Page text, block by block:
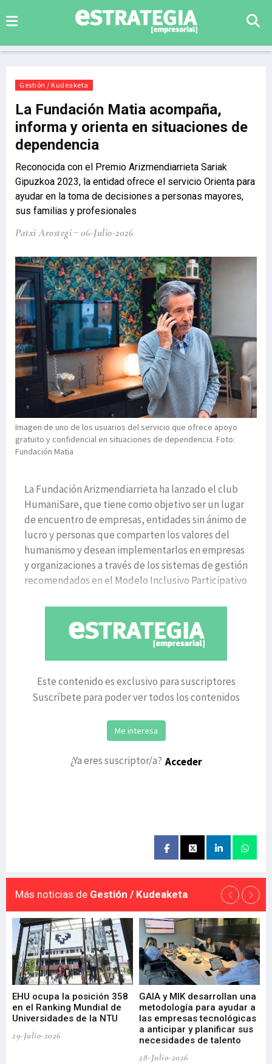
Gestión / Kudeaketa
La Fundación Matia acompaña,
informa y orienta en situaciones de
dependencia
Reconocida con el Premio Arizmendiarrieta Sariak
Gipuzkoa 2023, la entidad ofrece el servicio Orienta para
ayudar en la toma de decisiones a personas mayores,
sus familias y profesionales
Patxi Arostegi 06-Julio-2026
Imagen de uno de los usuarios del servicio que ofrece apoyo
gratuito y confidencial en situaciones de dependencia. Foto:
Fundación Matia
La Fundación Arizmendiarrieta ha lanzado el club
HumaniSare, que tiene como objetivo ser un lugar
de encuentro de empresas, entidades sin ánimo de
lucro y personas que comparten los valores del
humanismo y desean implementarlos en empresas
y organizaciones a través de los sistemas de gestión
recomendados en el Modelo Inclusivo Participativo
Este contenido es exclusivo para suscriptores
Suscríbete para poder ver todos los contenidos
Me interesa
¿Ya eres suscriptor/a? Acceder
Más noticias de Gestión / Kudeaketa
EHU ocupa la posición 358
en el Ranking Mundial de
Universidades de la NTU
29-Julio-2026
GAIA y MIK desarrollan una
metodología para ayudar a
las empresas tecnológicas
a anticipar y planificar sus
necesidades de talento
28-Julio-2026